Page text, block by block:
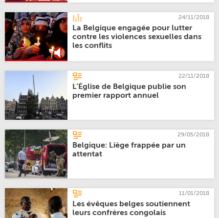
24/11/2018
La Belgique engagée pour lutter
contre les violences sexuelles dans
les conflits
22/11/2018
L’Église de Belgique publie son
premier rapport annuel
29/05/2018
Belgique: Liège frappée par un
attentat
11/01/2018
Les évêques belges soutiennent
leurs confrères congolais